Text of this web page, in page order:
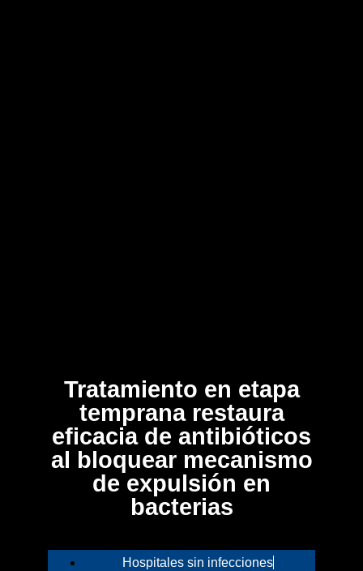
Tratamiento en etapa
temprana restaura
eficacia de antibióticos
al bloquear mecanismo
de expulsión en
bacterias
Hospitales sin infecciones